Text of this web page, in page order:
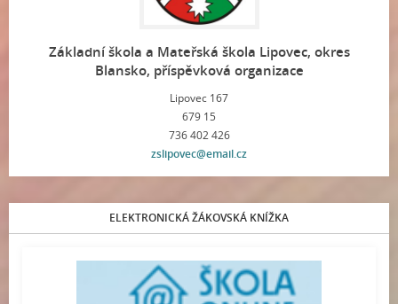
Základní škola a Mateřská škola Lipovec, okres
Blansko, příspěvková organizace
Lipovec 167
679 15
736 402 426
zslipovec@email.cz
ELEKTRONICKÁ ŽÁKOVSKÁ KNÍŽKA